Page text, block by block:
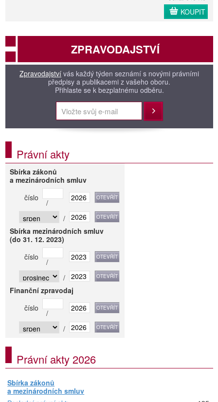
KOUPIT
ZPRAVODAJSTVÍ
Zpravodajství vás každý týden seznámí s novými právními
předpisy a publikacemi z vašeho oboru.
Přihlaste se k bezplatnému odběru.
Přihlásit
Právní akty
Sbírka zákonů
a mezinárodních smluv
číslo
/
/
Sbírka mezinárodních smluv
(do 31. 12. 2023)
číslo
/
/
Finanční zpravodaj
číslo
/
/
Právní akty 2026
Sbírka zákonů
a mezinárodních smluv